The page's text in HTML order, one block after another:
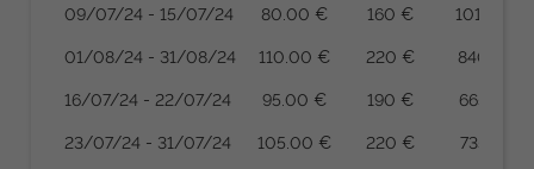
09/07/24 - 15/07/24 80.00 € 160 € 1015 €
01/08/24 - 31/08/24 110.00 € 220 € 840 €
16/07/24 - 22/07/24 95.00 € 190 € 665 €
23/07/24 - 31/07/24 105.00 € 220 € 735 €